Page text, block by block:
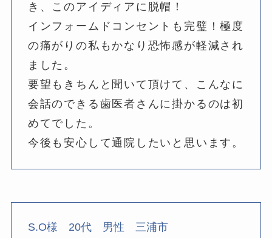
き、このアイディアに脱帽！
インフォームドコンセントも完璧！極度
の痛がりの私もかなり恐怖感が軽減され
ました。
要望もきちんと聞いて頂けて、こんなに
会話のできる歯医者さんに掛かるのは初
めてでした。
今後も安心して通院したいと思います。
S.O様 20代 男性 三浦市